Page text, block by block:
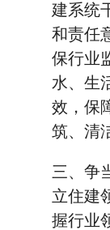
建系统
和责任
保行业
水、生
效，保
筑、清
三、争
立住建
握行业